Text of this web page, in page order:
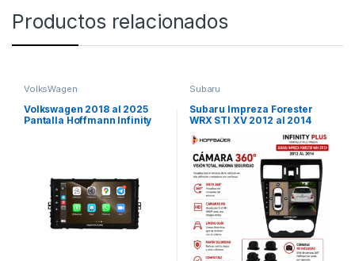
Productos relacionados
VolksWagen
Volkswagen 2018 al 2025
Pantalla Hoffmann Infinity
Subaru
Subaru Impreza Forester
WRX STI XV 2012 al 2014
Plus CarPlay & Android Auto